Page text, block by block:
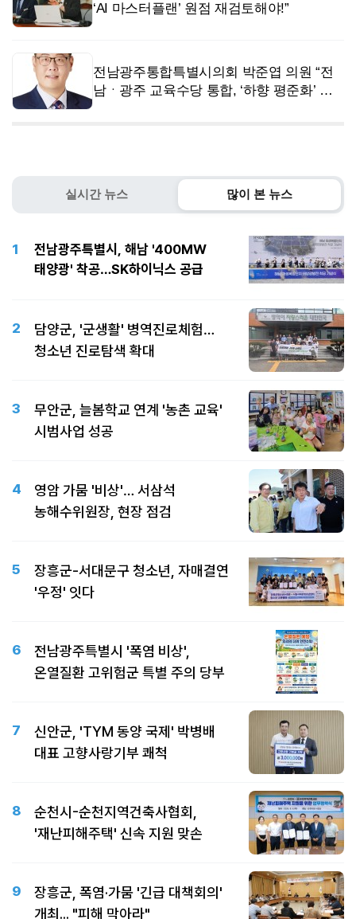
‘AI 마스터플랜’ 원점 재검토해야!”
전남광주통합특별시의회 박준엽 의원 “전
남ㆍ광주 교육수당 통합, ‘하향 평준화’ 절
실시간 뉴스 많이 본 뉴스
1
전남광주특별시, 해남 '400MW
태양광' 착공…SK하이닉스 공급
2
담양군, '군생활' 병역진로체험…
청소년 진로탐색 확대
3
무안군, 늘봄학교 연계 '농촌 교육'
시범사업 성공
4
영암 가뭄 '비상'… 서삼석
농해수위원장, 현장 점검
5
장흥군-서대문구 청소년, 자매결연
'우정' 잇다
6
전남광주특별시 '폭염 비상',
온열질환 고위험군 특별 주의 당부
7
신안군, 'TYM 동양 국제' 박병배
대표 고향사랑기부 쾌척
8
순천시-순천지역건축사협회,
'재난피해주택' 신속 지원 맞손
9
장흥군, 폭염·가뭄 '긴급 대책회의'
개최... "피해 막아라"